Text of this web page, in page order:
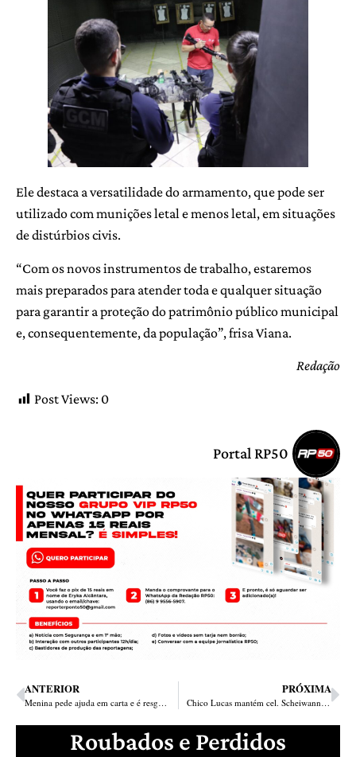
Ele destaca a versatilidade do armamento, que pode ser
utilizado com munições letal e menos letal, em situações
de distúrbios civis.
“Com os novos instrumentos de trabalho, estaremos
mais preparados para atender toda e qualquer situação
para garantir a proteção do patrimônio público municipal
e, consequentemente, da população”, frisa Viana.
Redação
Post Views: 0
Portal RP50
ANTERIOR
Menina pede ajuda em carta e é resgatada após ser chicoteada e mantida em cárcere privado pelo pai em Teresina
PRÓXIMA
Chico Lucas mantém cel. Scheiwann Lopes no comando da Polícia Militar do Piauí
Roubados e Perdidos